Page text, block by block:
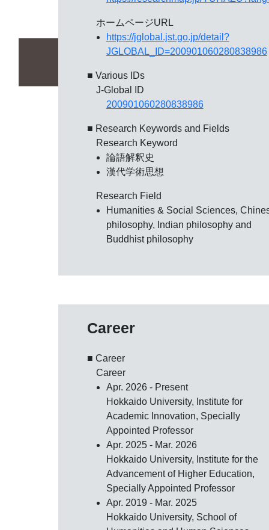
ホームページURL
https://jglobal.jst.go.jp/detail?
JGLOBAL_ID=200901060280838986
■ Various IDs
J-Global ID
200901060280838986
■ Research Keywords and Fields
Research Keyword
論語解釈史
漢代学術思想
Research Field
Humanities & Social Sciences,
philosophy, Indian philosophy and
Buddhist philosophy
Career
■ Career
Career
Apr. 2026 - Present
Hokkaido University, Institute for
Academic Innovation, Specially
Appointed Professor
Apr. 2025 - Mar. 2026
Hokkaido University, Institute for the
Advancement of Higher Education,
Specially Appointed Professor
Apr. 2019 - Mar. 2025
Hokkaido University, School of